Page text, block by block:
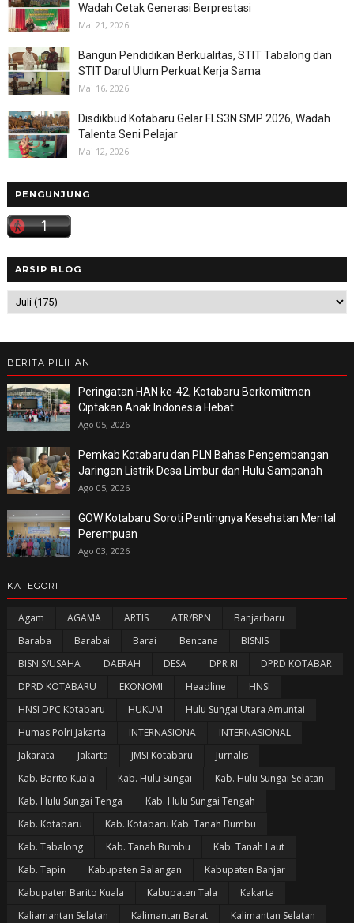
Wadah Cetak Generasi Berprestasi
Mai 21, 2026
Bangun Pendidikan Berkualitas, STIT Tabalong dan
STIT Darul Ulum Perkuat Kerja Sama
Mai 16, 2026
Disdikbud Kotabaru Gelar FLS3N SMP 2026, Wadah
Talenta Seni Pelajar
Mai 12, 2026
PENGUNJUNG
ARSIP BLOG
BERITA PILIHAN
Peringatan HAN ke-42, Kotabaru Berkomitmen
Ciptakan Anak Indonesia Hebat
Ago 05, 2026
Pemkab Kotabaru dan PLN Bahas Pengembangan
Jaringan Listrik Desa Limbur dan Hulu Sampanah
Ago 05, 2026
GOW Kotabaru Soroti Pentingnya Kesehatan Mental
Perempuan
Ago 03, 2026
KATEGORI
Agam AGAMA ARTIS ATR/BPN
Banjarbaru
Baraba
Barabai Barai Bencana
BISNIS
BISNIS/USAHA
DAERAH DESA DPR RI
DPRD KOTABAR
DPRD KOTABARU
EKONOMI Headline
HNSI
HNSI DPC Kotabaru
HUKUM
Hulu Sungai Utara Amuntai
Humas Polri Jakarta
INTERNASIONA
INTERNASIONAL
Jakarata
Jakarta JMSI Kotabaru
Jurnalis
Kab. Barito Kuala
Kab. Hulu Sungai
Kab. Hulu Sungai Selatan
Kab. Hulu Sungai Tenga
Kab. Hulu Sungai Tengah
Kab. Kotabaru
Kab. Kotabaru Kab. Tanah Bumbu
Kab. Tabalong
Kab. Tanah Bumbu
Kab. Tanah Laut
Kab. Tapin
Kabupaten Balangan
Kabupaten Banjar
Kabupaten Barito Kuala
Kabupaten Tala
Kakarta
Kaliamantan Selatan
Kalimantan Barat
Kalimantan Selatan